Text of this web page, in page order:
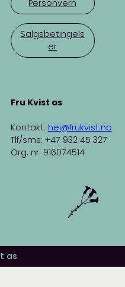
Personvern
Salgsbetingels
er
Fru Kvist as
Kontakt: hei@frukvist.no
Tlf/sms: +47 932 45 327
Org. nr. 916074514
as